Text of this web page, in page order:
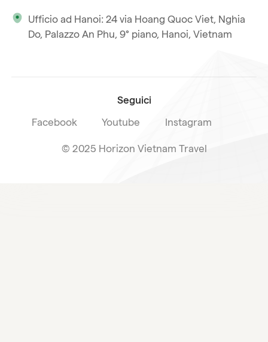
Iscriviti alla nostra
La nostra licenza internazionale
Ufficio ad Hanoi: 24 via Hoang Quoc Viet, Nghia
Do, Palazzo An Phu, 9° piano, Hanoi, Vietnam
Seguici
Facebook Youtube Instagram
© 2025 Horizon Vietnam Travel